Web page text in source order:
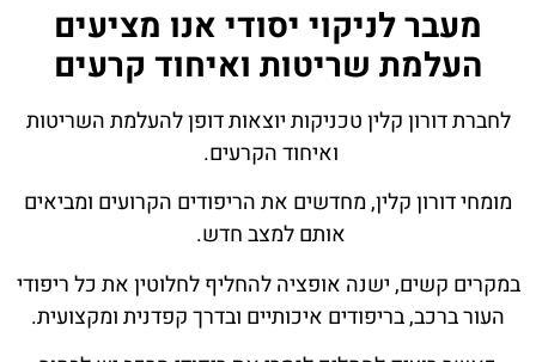
מעבר לניקוי יסודי אנו מציעים
העלמת שריטות ואיחוד קרעים
לחברת דורון קלין טכניקות יוצאות דופן להעלמת השריטות
ואיחוד הקרעים.
מומחי דורון קלין, מחדשים את הריפודים הקרועים ומביאים
אותם למצב חדש.
במקרים קשים, ישנה אופציה להחליף לחלוטין את כל ריפודי
העור ברכב, בריפודים איכותיים ובדרך קפדנית ומקצועית.